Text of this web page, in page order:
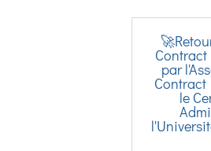
par
Contract
le